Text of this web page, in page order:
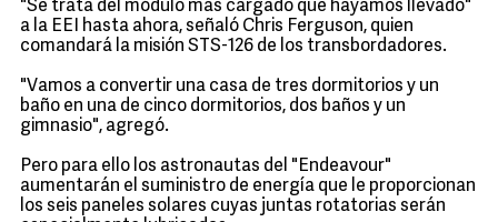
"Se trata del módulo más cargado que hayamos llevado"
a la EEI hasta ahora, señaló Chris Ferguson, quien
comandará la misión STS-126 de los transbordadores.
"Vamos a convertir una casa de tres dormitorios y un
baño en una de cinco dormitorios, dos baños y un
gimnasio", agregó.
Pero para ello los astronautas del "Endeavour"
aumentarán el suministro de energía que le proporcionan
los seis paneles solares cuyas juntas rotatorias serán